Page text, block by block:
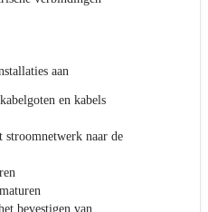
aan
en kabels
stroomnetwerk naar de
bevestigen van